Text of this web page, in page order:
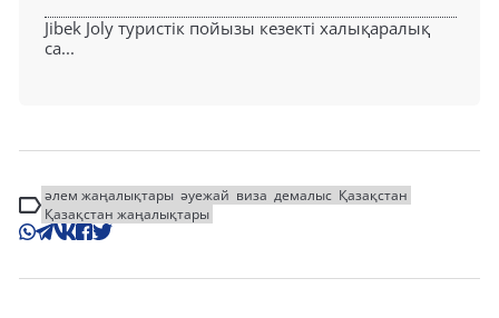
Jibek Joly туристік пойызы кезекті халықаралық
са...
әлем жаңалықтары әуежай виза демалыс Қазақстан
Қазақстан жаңалықтары